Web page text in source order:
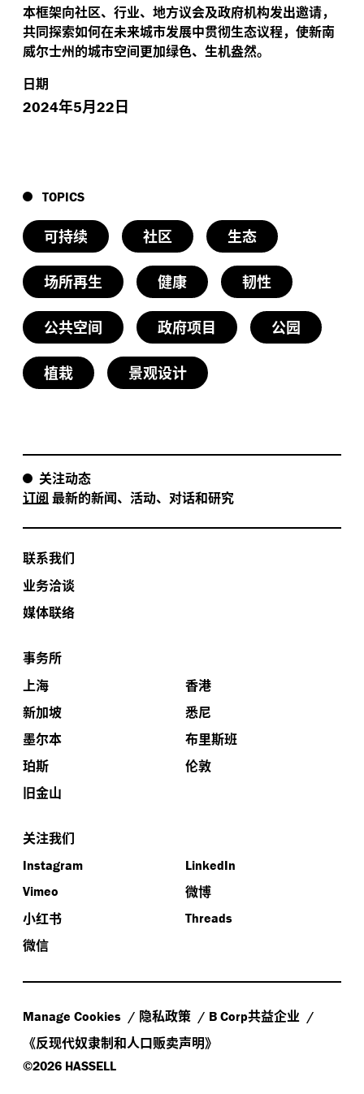
本框架向社区、行业、地方议会及政府机构发出邀请，
共同探索如何在未来城市发展中贯彻生态议程，使新南
威尔士州的城市空间更加绿色、生机盎然。
日期
2024年5月22日
TOPICS
可持续 社区 生态
场所再生 健康 韧性
公共空间 政府项目 公园
植栽 景观设计
关注动态
订阅 最新的新闻、活动、对话和研究
联系我们
业务洽谈
媒体联络
事务所
上海
香港
新加坡
悉尼
墨尔本
布里斯班
珀斯
伦敦
旧金山
关注我们
Instagram
LinkedIn
Vimeo
微博
小红书
Threads
微信
Manage Cookies 隐私政策 B Corp共益企业
《反现代奴隶制和人口贩卖声明》
©2026 HASSELL